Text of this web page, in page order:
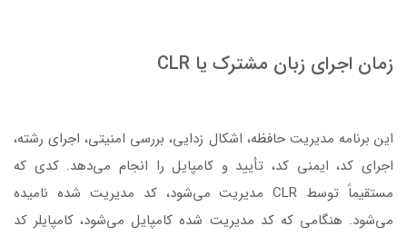
زمان اجرای زبان مشترک یا CLR
این برنامه مدیریت حافظه، اشکال زدایی، بررسی امنیتی، اجرای رشته،
اجرای کد، ایمنی کد، تأیید و کامپایل را انجام می‌دهد. کدی که
مستقیماً توسط CLR مدیریت می‌شود، کد مدیریت شده نامیده
می‌شود. هنگامی که کد مدیریت شده کامپایل می‌شود، کامپایلر کد